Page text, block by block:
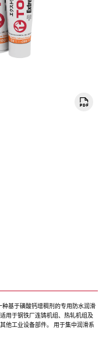
基于磺酸钙增稠剂的专用防水润滑
用于钢铁厂连铸机组、热轧机组及
他工业设备部件。 用于集中润滑系